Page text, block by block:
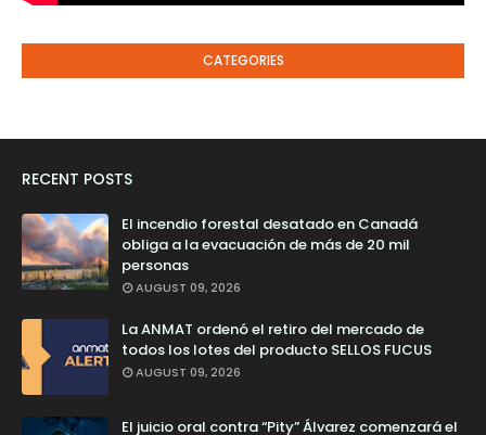
CATEGORIES
RECENT POSTS
El incendio forestal desatado en Canadá
obliga a la evacuación de más de 20 mil
personas
AUGUST 09, 2026
La ANMAT ordenó el retiro del mercado de
todos los lotes del producto SELLOS FUCUS
AUGUST 09, 2026
El juicio oral contra “Pity” Álvarez comenzará el